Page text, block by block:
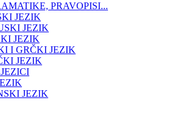
PRAVOPISI...
JEZIK
JEZIK
JEZIK
I GRČKI JEZIK
JEZIK
JEZIK